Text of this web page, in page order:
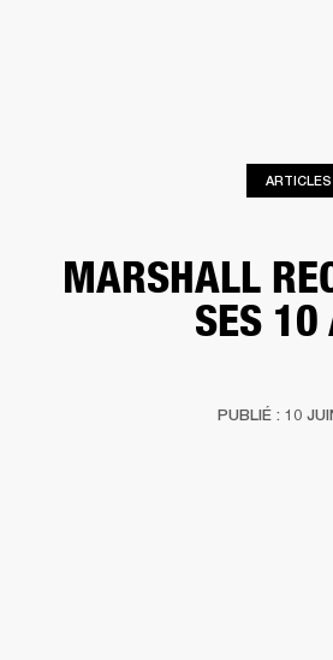
ARTICLES
MARSHALL
SES 10
PUBLIÉ : 10